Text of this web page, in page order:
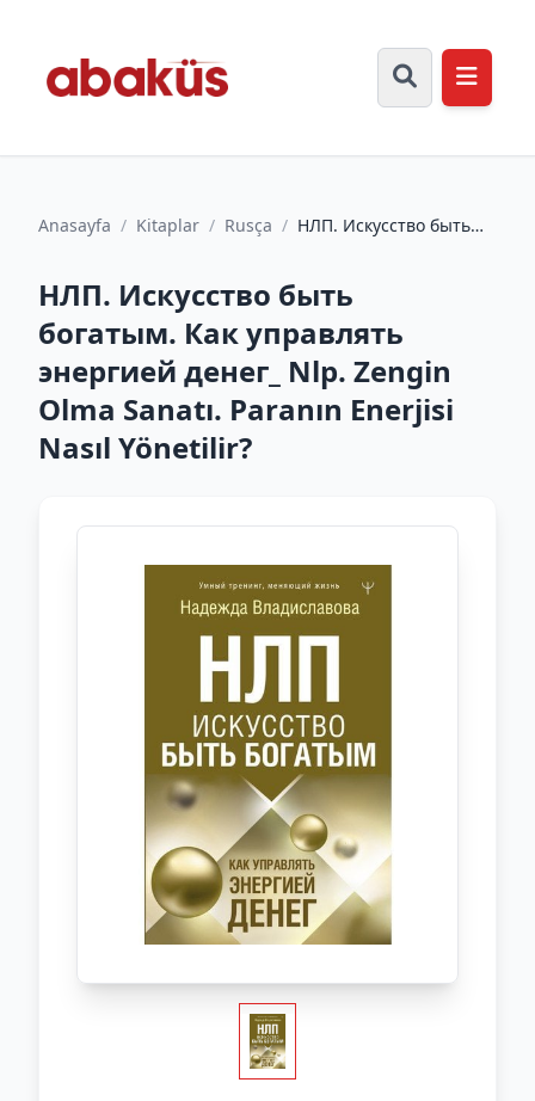
Anasayfa / Kitaplar / Rusça / НЛП. Искусство быть
Z...
НЛП. Искусство быть
богатым. Как управлять
энергией денег_ Nlp. Zengin
Olma Sanatı. Paranın Enerjisi
Nasıl Yönetilir?